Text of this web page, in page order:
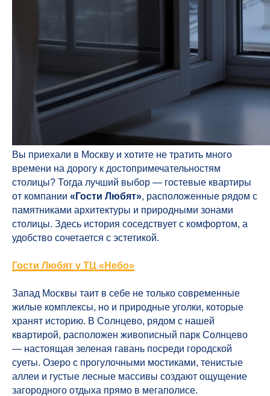
Вы приехали в Москву и хотите не тратить много
времени на дорогу к достопримечательностям
столицы? Тогда лучший выбор — гостевые квартиры
от компании «Гости Любят», расположенные рядом с
памятниками архитектуры и природными зонами
столицы. Здесь история соседствует с комфортом, а
удобство сочетается с эстетикой.
Гости Любят у ТЦ «Небо»
Запад Москвы таит в себе не только современные
жилые комплексы, но и природные уголки, которые
хранят историю. В Солнцево, рядом с нашей
квартирой, расположен живописный парк Солнцево
— настоящая зеленая гавань посреди городской
суеты. Озеро с прогулочными мостиками, тенистые
аллеи и густые лесные массивы создают ощущение
загородного отдыха прямо в мегаполисе.